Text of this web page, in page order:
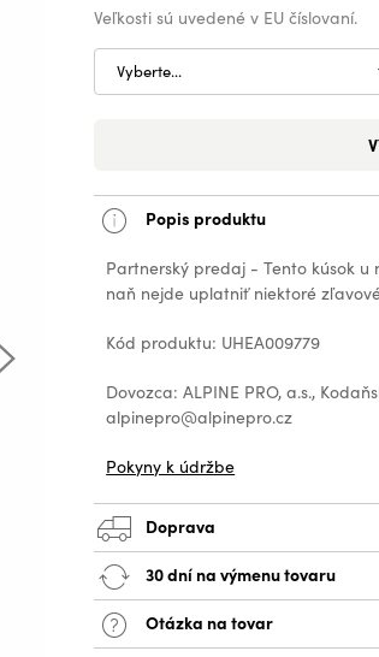
Veľkosti sú uvedené v EU číslovaní.
Vyberte...
Popis produktu
Partnerský predaj - Tento kúsok
naň nejde uplatniť niektoré
Kód produktu: UHEA009779
Dovozca: ALPINE PRO, a.s.,
alpinepro@alpinepro.cz
Pokyny k údržbe
Doprava
30 dní na výmenu tovaru
Otázka na tovar